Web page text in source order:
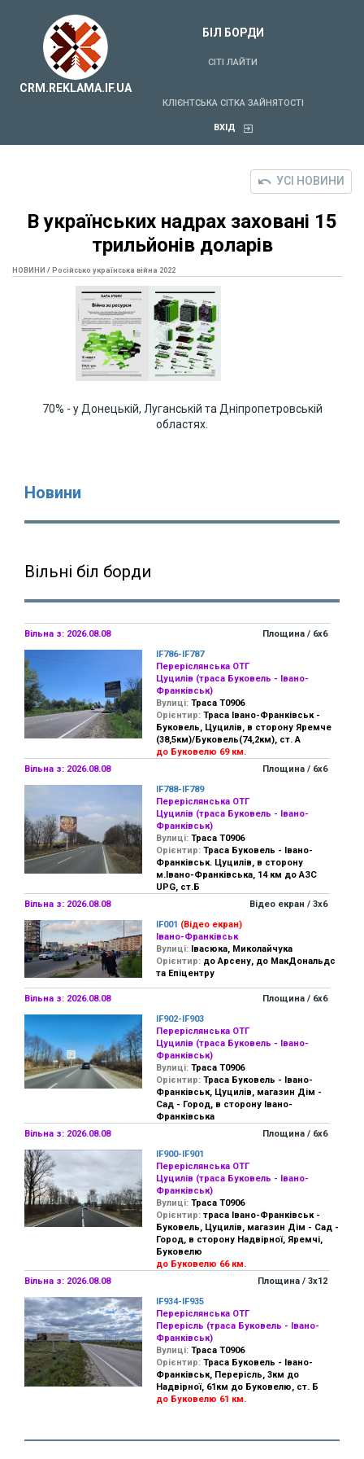
CRM.REKLAMA.IF.UA
БІЛ БОРДИ
СІТІ ЛАЙТИ
КЛІЄНТСЬКА СІТКА ЗАЙНЯТОСТІ
ВХІД
УСІ НОВИНИ
В українських надрах заховані 15
трильйонів доларів
НОВИНИ / Російсько українська війна 2022
70% - у Донецькій, Луганській та Дніпропетровській
областях.
Новини
Вільні біл борди
Вільна з: 2026.08.08
Площина / 6х6
IF786-IF787
Переріслянська ОТГ
Цуцилів (траса Буковель - Івано-
Франківськ)
Вулиці: Траса Т0906
Орієнтир: Траса Івано-Франківськ -
Буковель, Цуцилів, в сторону Яремче
(38,5км)/Буковель(74,2км), ст. А
до Буковелю 69 км.
Вільна з: 2026.08.08
Площина / 6х6
IF788-IF789
Переріслянська ОТГ
Цуцилів (траса Буковель - Івано-
Франківськ)
Вулиці: Траса Т0906
Орієнтир: Траса Буковель - Івано-
Франківськ. Цуцилів, в сторону
м.Івано-Франківська, 14 км до АЗС
UPG, ст.Б
Вільна з: 2026.08.08
Відео екран / 3х6
IF001 (Відео екран)
Івано-Франківськ
Вулиці: Івасюка, Миколайчука
Орієнтир: до Арсену, до МакДональдс
та Епіцентру
Вільна з: 2026.08.08
Площина / 6х6
IF902-IF903
Переріслянська ОТГ
Цуцилів (траса Буковель - Івано-
Франківськ)
Вулиці: Траса Т0906
Орієнтир: Траса Буковель - Івано-
Франківськ, Цуцилів, магазин Дім -
Сад - Город, в сторону Івано-
Франківська
Вільна з: 2026.08.08
Площина / 6х6
IF900-IF901
Переріслянська ОТГ
Цуцилів (траса Буковель - Івано-
Франківськ)
Вулиці: Траса Т0906
Орієнтир: траса Івано-Франківськ -
Буковель, Цуцилів, магазин Дім - Сад -
Город, в сторону Надвірної, Яремчі,
Буковелю
до Буковелю 66 км.
Вільна з: 2026.08.08
Площина / 3х12
IF934-IF935
Переріслянська ОТГ
Перерісль (траса Буковель - Івано-
Франківськ)
Вулиці: Траса Т0906
Орієнтир: Траса Буковель - Івано-
Франківськ, Перерісль, 3км до
Надвірної, 61км до Буковелю, ст. Б
до Буковелю 61 км.